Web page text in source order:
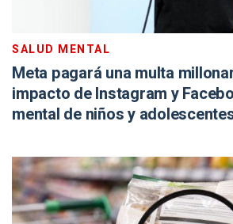
SALUD MENTAL
Meta pagará una multa
impacto de Instagram y
mental de niños y